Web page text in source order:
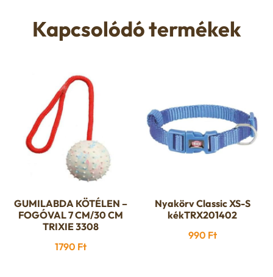
A
változatok
termékoldalon
választhatók
Kapcsolódó termékek
GUMILABDA KÖTÉLEN –
FOGÓVAL 7 CM/30 CM
TRIXIE 3308
1790 Ft
Nyakörv Classic XS-S
kékTRX201402
990 Ft